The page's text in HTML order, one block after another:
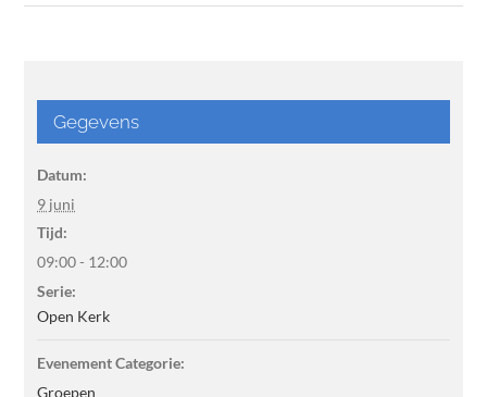
Gegevens
Datum:
9 juni
Tijd:
09:00 - 12:00
Serie:
Open Kerk
Evenement Categorie:
Groepen